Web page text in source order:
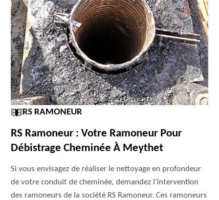
RS RAMONEUR
RS Ramoneur : Votre Ramoneur Pour
Débistrage Cheminée À Meythet
Si vous envisagez de réaliser le nettoyage en profondeur
de votre conduit de cheminée, demandez l’intervention
des ramoneurs de la société RS Ramoneur. Ces ramoneurs